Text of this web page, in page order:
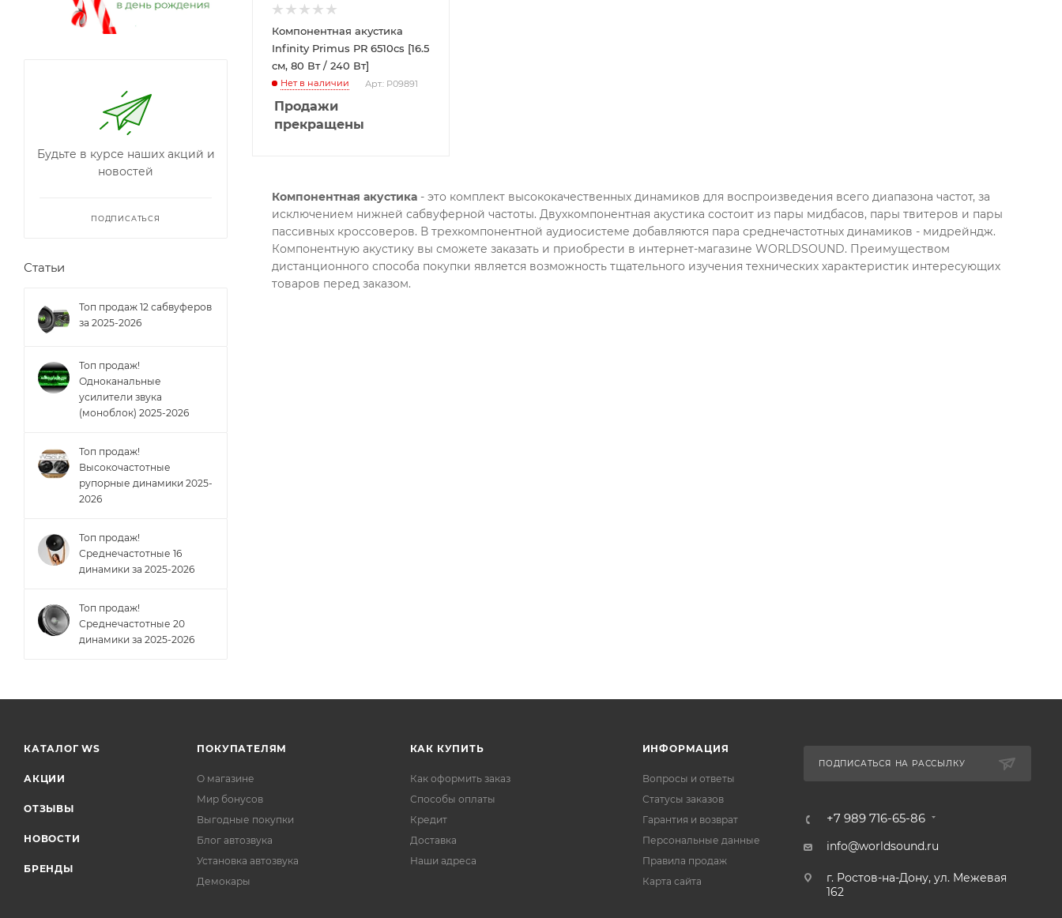
Компонентная акустика
Infinity Primus PR 6510cs [16.5
см, 80 Вт / 240 Вт]
Нет в наличии Арт.: P09891
Продажи
прекращены
Компонентная акустика - это комплект высококачественных динамиков для воспроизведения всего диапазона частот, за
исключением нижней сабвуферной частоты. Двухкомпонентная акустика состоит из пары мидбасов, пары твитеров и пары
пассивных кроссоверов. В трехкомпонентной аудиосистеме добавляются пара среднечастотных динамиков - мидрейндж.
Компонентную акустику вы сможете заказать и приобрести в интернет-магазине WORLDSOUND. Преимуществом
дистанционного способа покупки является возможность тщательного изучения технических характеристик интересующих
товаров перед заказом.
Будьте в курсе наших акций и
новостей
ПОДПИСАТЬСЯ
Статьи
Топ продаж 12 сабвуферов
за 2025-2026
Топ продаж!
Одноканальные
усилители звука
(моноблок) 2025-2026
Топ продаж!
Высокочастотные
рупорные динамики 2025-
2026
Топ продаж!
Cреднечастотные 16
динамики за 2025-2026
Топ продаж!
Cреднечастотные 20
динамики за 2025-2026
КАТАЛОГ WS
АКЦИИ
ОТЗЫВЫ
НОВОСТИ
БРЕНДЫ
ПОКУПАТЕЛЯМ
О магазине
Мир бонусов
Выгодные покупки
Блог автозвука
Установка автозвука
Демокары
КАК КУПИТЬ
Как оформить заказ
Способы оплаты
Кредит
Доставка
Наши адреса
ИНФОРМАЦИЯ
Вопросы и ответы
Статусы заказов
Гарантия и возврат
Персональные данные
Правила продаж
Карта сайта
ПОДПИСАТЬСЯ НА РАССЫЛКУ
+7 989 716-65-86
info@worldsound.ru
г. Ростов-на-Дону, ул. Межевая
162